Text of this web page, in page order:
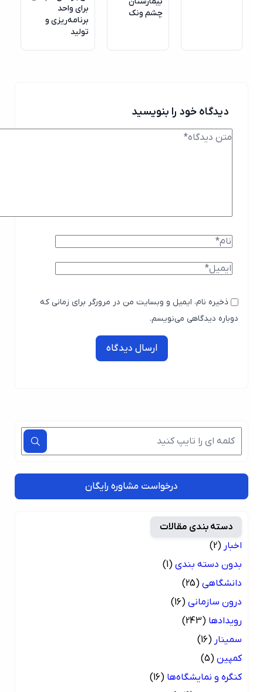
چشم ونک
برای واحد
برنامه‌ریزی و
تولید
دیدگاه خود را بنویسید
ذخیره نام، ایمیل و وبسایت من در مرورگر برای زمانی که
دوباره دیدگاهی می‌نویسم.
ارسال دیدگاه
درخواست مشاوره رایگان
دسته بندی مقالات
اخبار (2)
بدون دسته بندی (1)
دانشگاهی (25)
درون سازمانی (16)
رویدادها (243)
سمینار (16)
کمپین (5)
کنگره و نمایشگاه‌ها (16)